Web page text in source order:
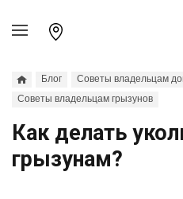
Блог
Советы владельцам
Советы владельцам грызунов
Как делать
грызунам?